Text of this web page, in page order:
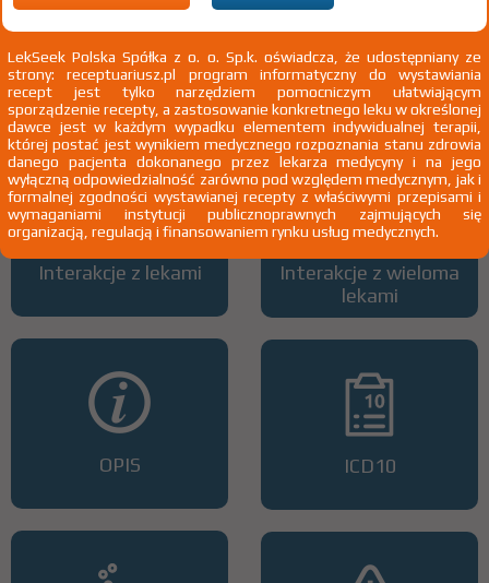
Wszystkie dawki leku
Interakcje z lekami
OPIS
ATC
Interakcje z wieloma
lekami
ICD10
LekSeek Polska Spółka z o. o. Sp.k. oświadcza, że udostępniany ze
strony: receptuariusz.pl program informatyczny do wystawiania
recept jest tylko narzędziem pomocniczym ułatwiającym
sporządzenie recepty, a zastosowanie konkretnego leku w określonej
dawce jest w każdym wypadku elementem indywidualnej terapii,
której postać jest wynikiem medycznego rozpoznania stanu zdrowia
danego pacjenta dokonanego przez lekarza medycyny i na jego
wyłączną odpowiedzialność zarówno pod względem medycznym, jak i
formalnej zgodności wystawianej recepty z właściwymi przepisami i
wymaganiami instytucji publicznoprawnych zajmujących się
organizacją, regulacją i finansowaniem rynku usług medycznych.